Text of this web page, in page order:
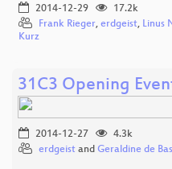
2014-12-29
17.2k
Frank Rieger, erdgeist, Linus
Kurz
31C3 Opening
2014-12-27
4.3k
erdgeist and Geraldine de